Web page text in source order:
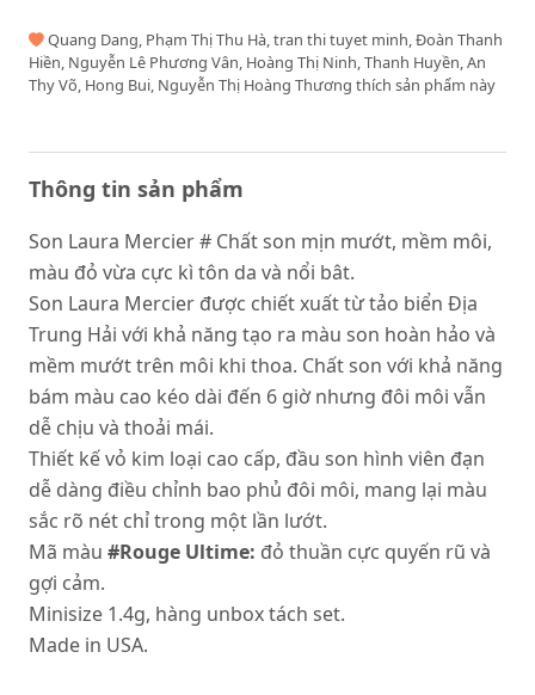
Quang Dang, Phạm Thị Thu Hà, tran thi tuyet minh, Đoàn Thanh
Hiền, Nguyễn Lê Phương Vân, Hoàng Thị Ninh, Thanh Huyền, An
Thy Võ, Hong Bui, Nguyễn Thị Hoàng Thương thích sản phẩm này
Thông tin sản phẩm
Son Laura Mercier # Chất son mịn mướt, mềm môi,
màu đỏ vừa cực kì tôn da và nổi bât.
Son Laura Mercier được chiết xuất từ ​​tảo biển Địa
Trung Hải với khả năng tạo ra màu son hoàn hảo và
mềm mướt trên môi khi thoa. Chất son với khả năng
bám màu cao kéo dài đến 6 giờ nhưng đôi môi vẫn
dễ chịu và thoải mái.
Thiết kế vỏ kim loại cao cấp, đầu son hình viên đạn
dễ dàng điều chỉnh bao phủ đôi môi, mang lại màu
sắc rõ nét chỉ trong một lần lướt.
Mã màu #Rouge Ultime: đỏ thuần cực quyến rũ và
gợi cảm.
Minisize 1.4g, hàng unbox tách set.
Made in USA.